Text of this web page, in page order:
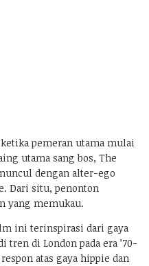
pemeran utama mulai
utama sang bos, The
dengan alter-ego
Dari situ, penonton
yang memukau.
ini terinspirasi dari gaya
tren di London pada era ’70-
atas gaya hippie dan